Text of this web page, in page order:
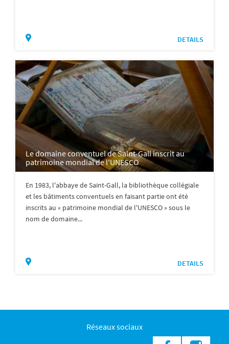
DETAILS
Le domaine conventuel de Saint-Gall inscrit au
patrimoine mondial de l'UNESCO
En 1983, l'abbaye de Saint-Gall, la bibliothèque collégiale
et les bâtiments conventuels en faisant partie ont été
inscrits au « patrimoine mondial de l'UNESCO » sous le
nom de domaine...
DETAILS
Réseaux sociaux